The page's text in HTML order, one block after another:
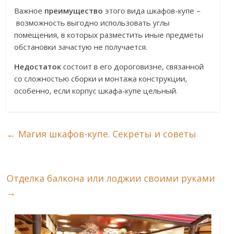
Важное преимуществоэтого вида шкафов-купе –
возможность выгодно использовать углы
помещения, в которых разместить иные предметы
обстановки зачастую не получается.
Недостатоксостоит в его дороговизне, связанной
со сложностью сборки и монтажа конструкции,
особенно, если корпус шкафа-купе цельный.
← Магия шкафов-купе. Секреты и советы
Отделка балкона или лоджии своими руками
→